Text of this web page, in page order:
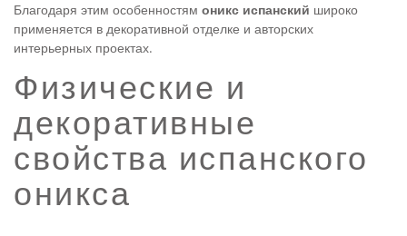
Натуральный камень для бассейнов
Благодаря этим особенностям оникс испанский широко
применяется в декоративной отделке и авторских
интерьерных проектах.
Физические и
декоративные
свойства испанского
оникса